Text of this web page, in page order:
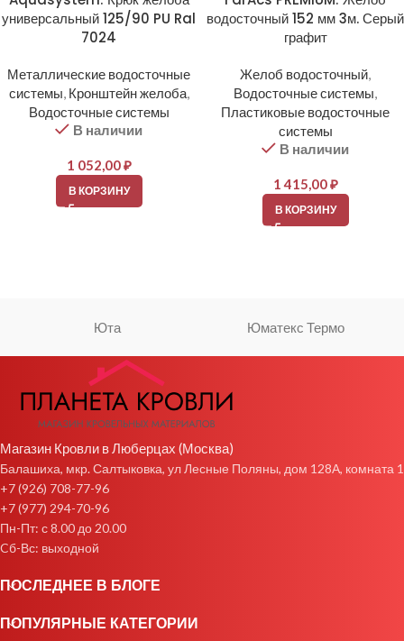
универсальный 125/90 PU Ral
7024
Металлические водосточные
системы, Кронштейн желоба,
Водосточные системы
В наличии
1 052,00₽
В КОРЗИНУ
водосточный 152 мм 3м. Серый
графит
Желоб водосточный,
Водосточные системы,
Пластиковые водосточные
системы
В наличии
1 415,00₽
В КОРЗИНУ
Юта Юматекс Термо
Магазин Кровли в Люберцах (Москва)
Балашиха, мкр. Салтыковка, ул Лесные Поляны, дом 128А, комната 1
+7 (926) 708-77-96
+7 (977) 294-70-96
Пн-Пт: с 8.00 до 20.00
Cб-Вс: выходной
ПОСЛЕДНЕЕ В БЛОГЕ
ПОПУЛЯРНЫЕ КАТЕГОРИИ